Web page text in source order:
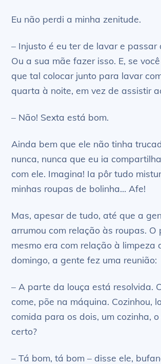
Eu não perdi a minha zenitude.
– Injusto é eu ter de lavar e passar
Ou a sua mãe fazer isso. E, se
que tal colocar junto para lavar
quarta à noite, em vez de assistir
– Não! Sexta está bom.
Ainda bem que ele não tinha
nunca, nunca que eu ia
com ele. Imagina! Ia pôr tudo
minhas roupas de bolinha… Afe!
Mas, apesar de tudo, até que a
arrumou com relação às roupas. O
mesmo era com relação à limpeza
domingo, a gente fez uma reunião:
– A parte da louça está resolvida.
come, põe na máquina. Cozinhou,
comida para os dois, um cozinha,
certo?
– Tá bom, tá bom – disse ele,